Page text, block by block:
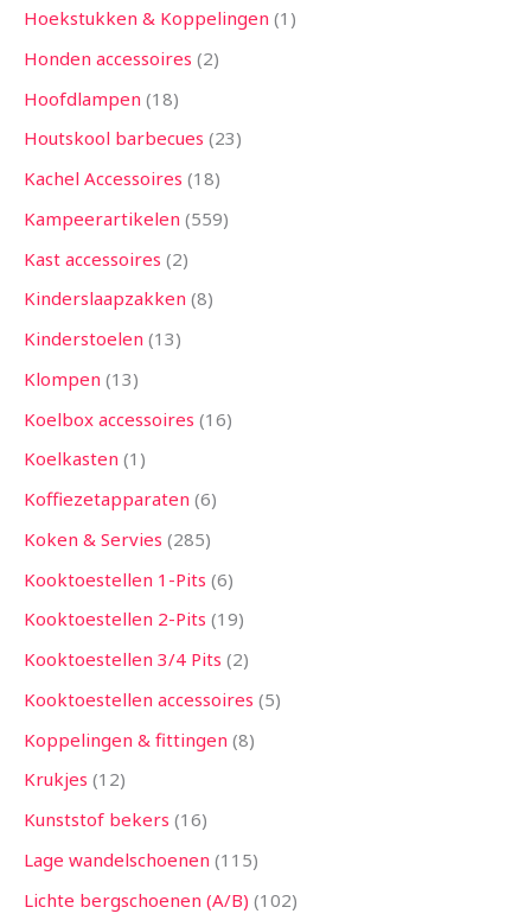
Hoekstukken & Koppelingen 1
Honden accessoires 2
Hoofdlampen 18
Houtskool barbecues 23
Kachel Accessoires 18
Kampeerartikelen 559
Kast accessoires 2
Kinderslaapzakken 8
Kinderstoelen 13
Klompen 13
Koelbox accessoires 16
Koelkasten 1
Koffiezetapparaten 6
Koken & Servies 285
Kooktoestellen 1-Pits 6
Kooktoestellen 2-Pits 19
Kooktoestellen 3/4 Pits 2
Kooktoestellen accessoires 5
Koppelingen & fittingen 8
Krukjes 12
Kunststof bekers 16
Lage wandelschoenen 115
Lichte bergschoenen (A/B) 102